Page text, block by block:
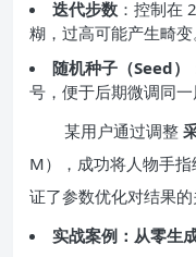
迭代步数 ：控制在
糊，过高可能产生畸变
随机种子（Seed）
号，便于后期微调同一
某用户通过调整
M），成功将人物手
证了参数优化对结果的
实战案例：从零生